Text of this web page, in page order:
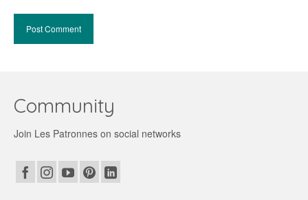
Community
Join Les Patronnes on social networks